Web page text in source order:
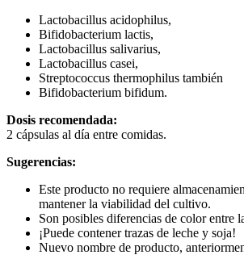
Lactobacillus acidophilus,
Bifidobacterium lactis,
Lactobacillus salivarius,
Lactobacillus casei,
Streptococcus thermophilus también
Bifidobacterium bifidum.
Dosis recomendada:
2 cápsulas al día entre comidas.
Sugerencias:
Este producto no requiere
mantener la viabilidad del cultivo.
Son posibles diferencias de color entre
¡Puede contener trazas de leche y soja!
Nuevo nombre de producto,